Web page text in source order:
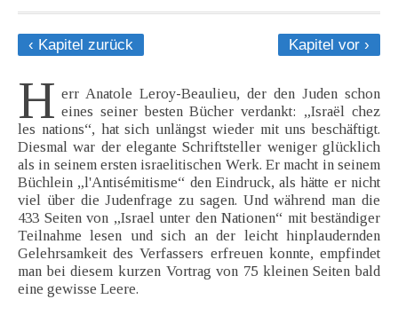
‹ Kapitel zurück Kapitel vor ›
H err Anatole Leroy-Beaulieu, der den Juden schon
eines seiner besten Bücher verdankt: „Israël chez
les nations“, hat sich unlängst wieder mit uns beschäftigt.
Diesmal war der elegante Schriftsteller weniger glücklich
als in seinem ersten israelitischen Werk. Er macht in seinem
Büchlein „l'Antisémitisme“ den Eindruck, als hätte er nicht
viel über die Judenfrage zu sagen. Und während man die
433 Seiten von „Israel unter den Nationen“ mit beständiger
Teilnahme lesen und sich an der leicht hinplaudernden
Gelehrsamkeit des Verfassers erfreuen konnte, empfindet
man bei diesem kurzen Vortrag von 75 kleinen Seiten bald
eine gewisse Leere.